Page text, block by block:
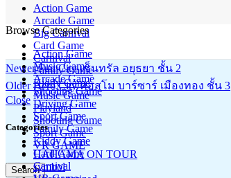
Action Game
Arcade Game
Big Carnival
Card Game
Carnival
Family Game
Kiddy Game
Music Game
Playland
Shooting Game
Sport Game
VR GAME
Search
Browse Categories
Action Game
Music Game
Arcade Game
Shooting Game
Driving Game
Sport Game
Family Game
Kiddy Game
Card Game
Carnival
Newer Fun City เซ็นทรัล อยุธยา ชั้น 2
Older Hero City คอสโม บาร์ซาร์ เมืองทอง ชั้น 3
Close
Categories
HAHAMA ON TOUR
symbol